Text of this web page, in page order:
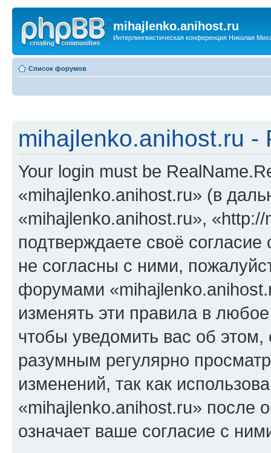
mihajlenko.anihost.ru
Интерлингвистическая конференция Николая
Список форумов
mihajlenko.anihost.ru -
Your login must be
«mihajlenko.anihost.ru» (в
«mihajlenko.anihost.ru»,
подтверждаете своё
не согласны с ними,
форумами
изменять эти правила в
чтобы уведомить вас об
разумным регулярно
изменений, так как
«mihajlenko.anihost.ru» после
означает ваше согласие с